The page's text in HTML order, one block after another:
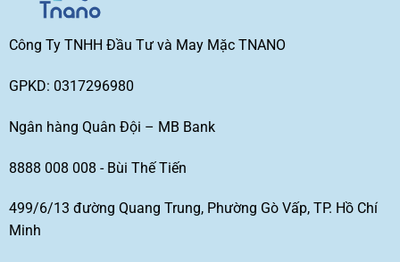
Công Ty TNHH Đầu Tư và May Mặc TNANO
GPKD: 0317296980
Ngân hàng Quân Đội – MB Bank
8888 008 008 - Bùi Thế Tiến
499/6/13 đường Quang Trung, Phường Gò Vấp, TP. Hồ Chí
Minh